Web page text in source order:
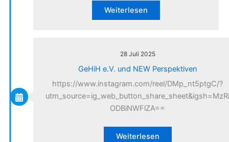
Weiterlesen
28 Juli 2025
GeHiH e.V. und NEW Perspektiven
https://www.instagram.com/reel/DMp_nt5ptgC/?
utm_source=ig_web_button_share_sheet&igsh=MzRl
ODBiNWFlZA==
Weiterlesen